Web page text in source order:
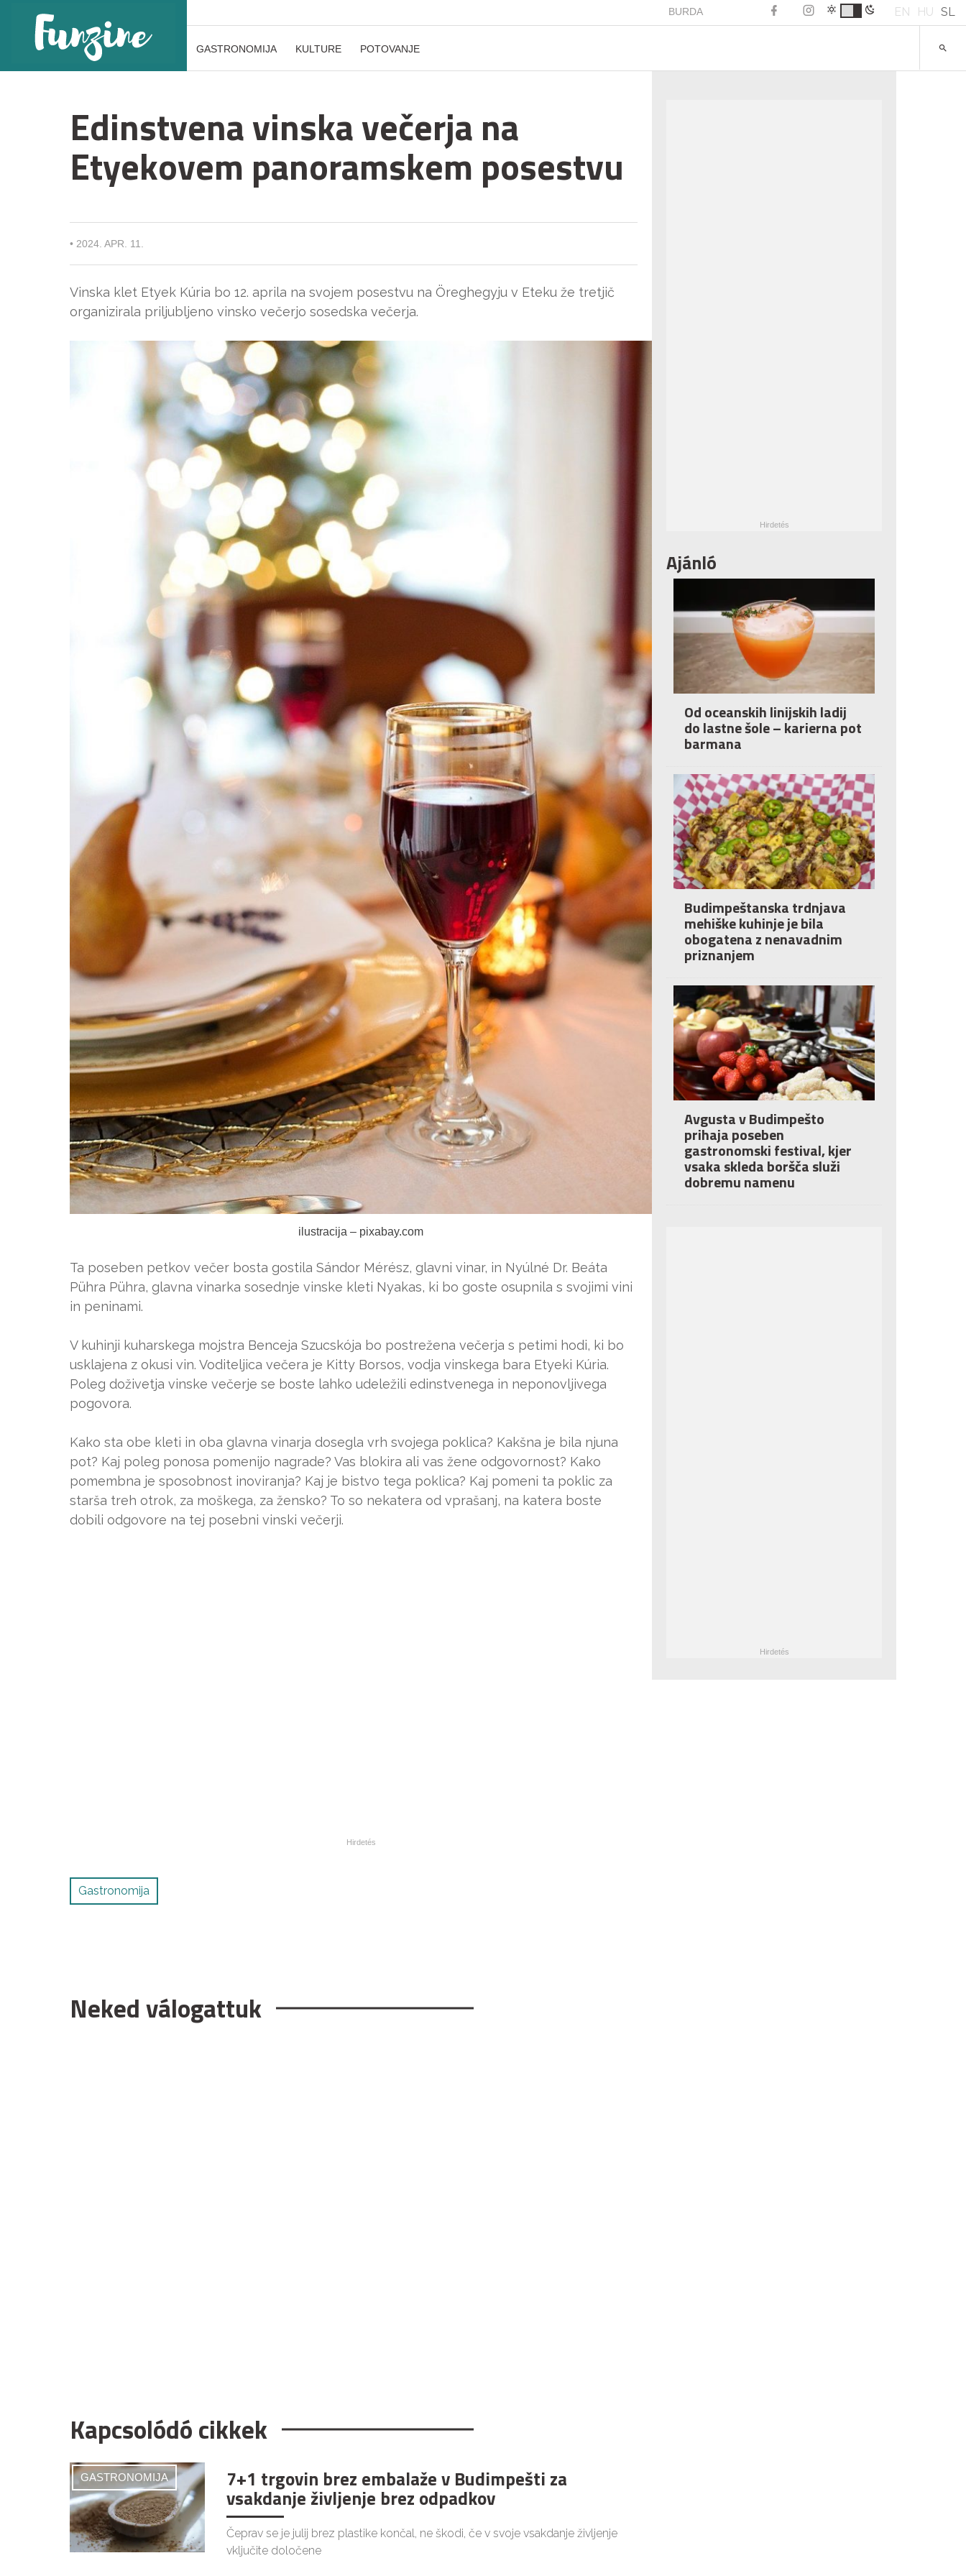
BURDA EN HU SL
GASTRONOMIJA KULTURE POTOVANJE
Edinstvena vinska večerja na
Etyekovem panoramskem posestvu
• 2024. APR. 11.
Vinska klet Etyek Kúria bo 12. aprila na svojem posestvu na Öreghegyju v Eteku že tretjič
organizirala priljubljeno vinsko večerjo sosedska večerja.
ilustracija – pixabay.com
Ta poseben petkov večer bosta gostila Sándor Mérész, glavni vinar, in Nyúlné Dr. Beáta
Pühra Pühra, glavna vinarka sosednje vinske kleti Nyakas, ki bo goste osupnila s svojimi vini
in peninami.
V kuhinji kuharskega mojstra Benceja Szucskója bo postrežena večerja s petimi hodi, ki bo
usklajena z okusi vin. Voditeljica večera je Kitty Borsos, vodja vinskega bara Etyeki Kúria.
Poleg doživetja vinske večerje se boste lahko udeležili edinstvenega in neponovljivega
pogovora.
Kako sta obe kleti in oba glavna vinarja dosegla vrh svojega poklica? Kakšna je bila njuna
pot? Kaj poleg ponosa pomenijo nagrade? Vas blokira ali vas žene odgovornost? Kako
pomembna je sposobnost inoviranja? Kaj je bistvo tega poklica? Kaj pomeni ta poklic za
starša treh otrok, za moškega, za žensko? To so nekatera od vprašanj, na katera boste
dobili odgovore na tej posebni vinski večerji.
Gastronomija
Neked válogattuk
Kapcsolódó cikkek
GASTRONOMIJA 7+1 trgovin brez embalaže v Budimpešti za
vsakdanje življenje brez odpadkov
Čeprav se je julij brez plastike končal, ne škodi, če v svoje vsakdanje življenje
vključite določene
Ajánló
Od oceanskih linijskih ladij
do lastne šole – karierna pot
barmana
Budimpeštanska trdnjava
mehiške kuhinje je bila
obogatena z nenavadnim
priznanjem
Avgusta v Budimpešto
prihaja poseben
gastronomski festival, kjer
vsaka skleda boršča služi
dobremu namenu